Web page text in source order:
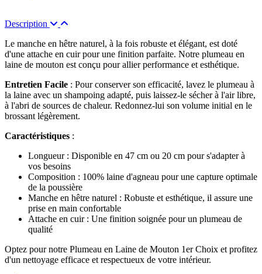
Description
Le manche en hêtre naturel, à la fois robuste et élégant, est doté
d'une attache en cuir pour une finition parfaite. Notre plumeau en
laine de mouton est conçu pour allier performance et esthétique.
Entretien Facile : Pour conserver son efficacité, lavez le plumeau à
la laine avec un shampoing adapté, puis laissez-le sécher à l'air libre,
à l'abri de sources de chaleur. Redonnez-lui son volume initial en le
brossant légèrement.
Caractéristiques :
Longueur : Disponible en 47 cm ou 20 cm pour s'adapter à
vos besoins
Composition : 100% laine d'agneau pour une capture optimale
de la poussière
Manche en hêtre naturel : Robuste et esthétique, il assure une
prise en main confortable
Attache en cuir : Une finition soignée pour un plumeau de
qualité
Optez pour notre Plumeau en Laine de Mouton 1er Choix et profitez
d'un nettoyage efficace et respectueux de votre intérieur.